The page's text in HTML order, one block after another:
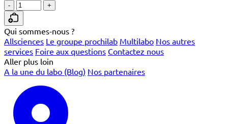
- +
Qui sommes-nous ?
Allsciences Le groupe prochilab Multilabo Nos autres
services Foire aux questions Contactez nous
Aller plus loin
A la une du labo (Blog) Nos partenaires